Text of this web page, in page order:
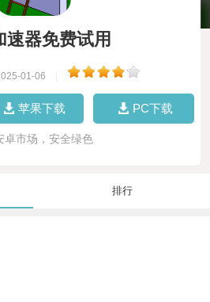
速器免费试用
01-06
苹果下载 PC下载
卓市场，安全绿色
排行